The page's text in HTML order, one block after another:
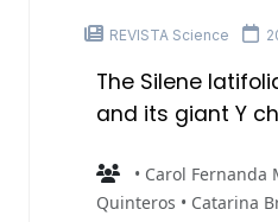
REVISTA Science
The Silene
and its giant Y
• Carol Fernanda
Quinteros • Catarina